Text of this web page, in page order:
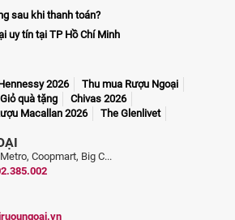
sau khi thanh toán?
uy tín tại TP Hồ Chí Minh
2026
Thu mua Rượu Ngoại
Giỏ quà tặng
Chivas 2026
Macallan 2026
The Glenlivet
Coopmart, Big C...